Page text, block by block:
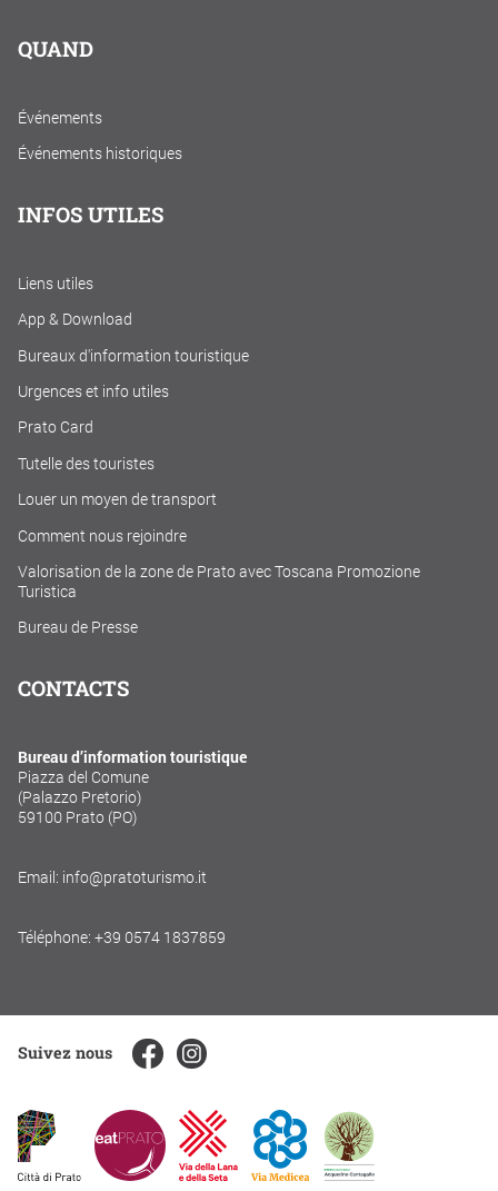
QUAND
Événements
Événements historiques
INFOS UTILES
Liens utiles
App & Download
Bureaux d'information touristique
Urgences et info utiles
Prato Card
Tutelle des touristes
Louer un moyen de transport
Comment nous rejoindre
Valorisation de la zone de Prato avec Toscana Promozione
Turistica
Bureau de Presse
CONTACTS
Bureau d’information touristique
Piazza del Comune
(Palazzo Pretorio)
59100 Prato (PO)
Email: info@pratoturismo.it
Téléphone: +39 0574 1837859
Suivez nous